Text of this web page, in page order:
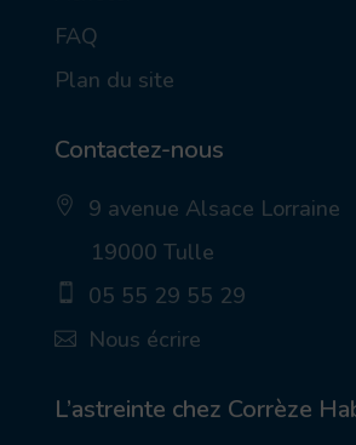
FAQ
Plan du site
Contactez-nous
in
lt
9 avenue Alsace Lorraine
19000 Tulle
on
ob
ile
05 55 29 55 29
_
m
Nous écrire
L’astreinte chez Corrèze